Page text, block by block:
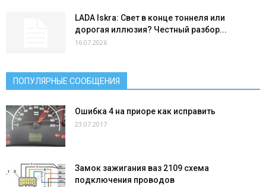
LADA Iskra: Свет в конце тоннеля или
дорогая иллюзия? Честный разбор...
16.07.2026
ПОПУЛЯРНЫЕ СООБЩЕНИЯ
Ошибка 4 на приоре как исправить
23.07.2017
Замок зажигания ваз 2109 схема
подключения проводов